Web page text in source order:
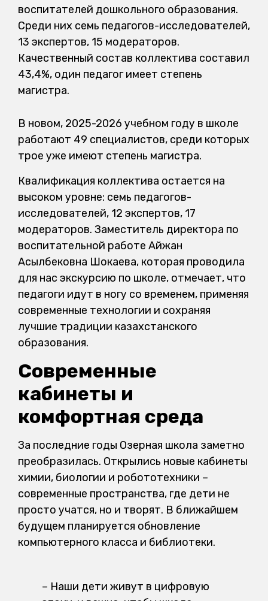
воспитателей дошкольного образования.
Среди них семь педагогов-исследователей,
13 экспертов, 15 модераторов.
Качественный состав коллектива составил
43,4%, один педагог имеет степень
магистра.
В новом, 2025-2026 учебном году в школе
работают 49 специалистов, среди которых
трое уже имеют степень магистра.
Квалификация коллектива остается на
высоком уровне: семь педагогов-
исследователей, 12 экспертов, 17
модераторов. Заместитель директора по
воспитательной работе Айжан
Асылбековна Шокаева, которая проводила
для нас экскурсию по школе, отмечает, что
педагоги идут в ногу со временем, применяя
современные технологии и сохраняя
лучшие традиции казахстанского
образования.
Современные
кабинеты и
комфортная среда
За последние годы Озерная школа заметно
преобразилась. Открылись новые кабинеты
химии, биологии и робототехники –
современные пространства, где дети не
просто учатся, но и творят. В ближайшем
будущем планируется обновление
компьютерного класса и библиотеки.
– Наши дети живут в цифровую